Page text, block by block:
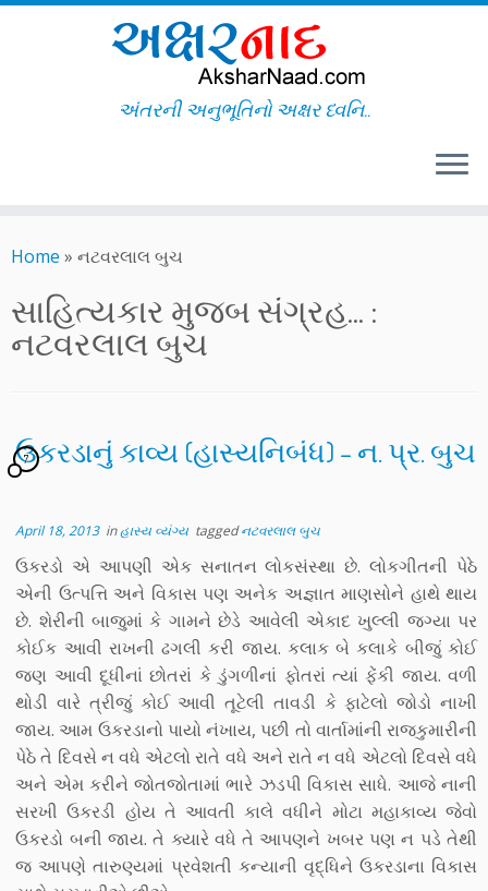
to
અંતરની અનુભૂતિનો અક્ષર ધ્વનિ..
Home » નટવરલાલ બુચ
સાહિત્યકાર મુજબ સંગ્રહ... :
નટવરલાલ બુચ
ઉકરડાનું કાવ્ય (હાસ્યનિબંધ) – ન. પ્ર. બુચ
7
April 18, 2013inહાસ્ય વ્યંગ્ય taggedનટવરલાલ બુચ
ઉકરડો એ આપણી એક સનાતન લોકસંસ્થા છે. લોકગીતની પેઠે
એની ઉત્પત્તિ અને વિકાસ પણ અનેક અજ્ઞાત માણસોને હાથે થાય
છે. શેરીની બાજુમાં કે ગામને છેડે આવેલી એકાદ ખુલ્લી જગ્યા પર
કોઈક આવી રાખની ઢગલી કરી જાય. કલાક બે કલાકે બીજું કોઈ
જણ આવી દૂધીનાં છોતરાં કે ડુંગળીનાં ફોતરાં ત્યાં ફેંકી જાય. વળી
થોડી વારે ત્રીજું કોઈ આવી તૂટેલી તાવડી કે ફાટેલો જોડો નાખી
જાય. આમ ઉકરડાનો પાયો નંખાય, પછી તો વાર્તામાંની રાજકુમારીની
પેઠે તે દિવસે ન વધે એટલો રાતે વધે અને રાતે ન વધે એટલો દિવસે વધે
અને એમ કરીને જોતજોતામાં ભારે ઝડપી વિકાસ સાધે. આજે નાની
સરખી ઉકરડી હોય તે આવતી કાલે વધીને મોટા મહાકાવ્ય જેવો
ઉકરડો બની જાય. તે ક્યારે વધે તે આપણને ખબર પણ ન પડે તેથી
જ આપણે તારુણ્યમાં પ્રવેશતી કન્યાની વૃદ્ધિને ઉકરડાના વિકાસ